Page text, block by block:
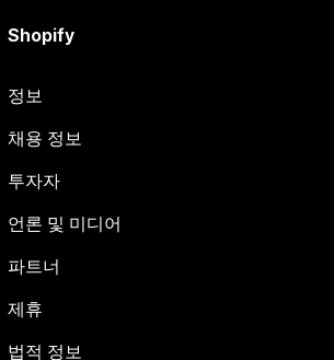
Shopify
정보
채용 정보
투자자
언론 및 미디어
파트너
제휴
법적 정보